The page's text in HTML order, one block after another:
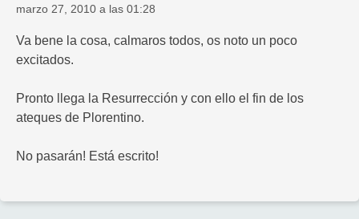
marzo 27, 2010 a las 01:28
Va bene la cosa, calmaros todos, os noto un poco
excitados.
Pronto llega la Resurrección y con ello el fin de los
ateques de Plorentino.
No pasarán! Está escrito!